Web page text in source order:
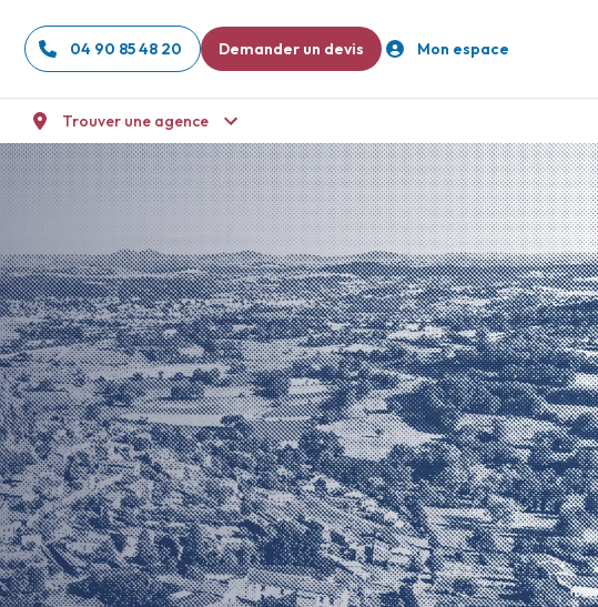
04 90 85 48 20 Demander un devis Mon espace
Trouver une agence